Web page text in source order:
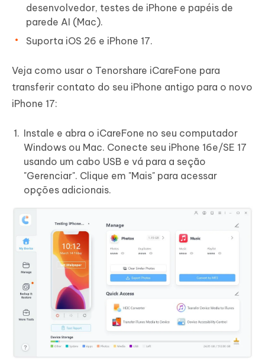
desenvolvedor, testes de iPhone e papéis de
parede AI (Mac).
Suporta iOS 26 e iPhone 17.
Veja como usar o Tenorshare iCareFone para
transferir contato do seu iPhone antigo para o novo
iPhone 17:
Instale e abra o iCareFone no seu computador
Windows ou Mac. Conecte seu iPhone 16e/SE 17
usando um cabo USB e vá para a seção
"Gerenciar". Clique em "Mais" para acessar
opções adicionais.